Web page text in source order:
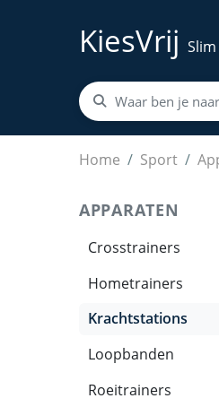
KiesVrij
Home Sport
Cable Crossover
APPARATEN
Crosstrainers
Hometrainers
Krachtstations
Loopbanden
Roeitrainers